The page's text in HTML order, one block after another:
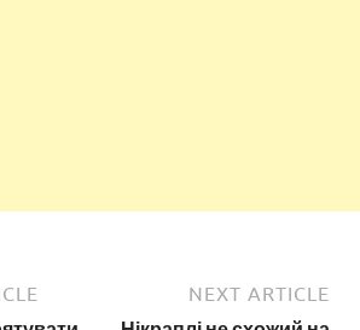
NEXT ARTICLE